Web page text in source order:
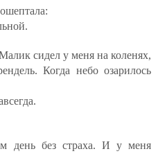
сидел у меня на коленях,
Когда небо озарилось
день без страха. И у меня